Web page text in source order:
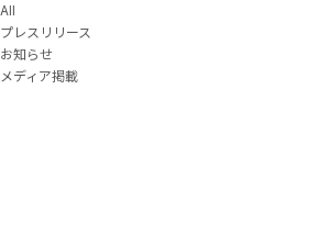
All
プレスリリース
お知らせ
メディア掲載